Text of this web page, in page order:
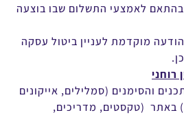
בהתאם לאמצעי התשלום שבו בוצעה
הודעה מוקדמת לעניין ביטול עסקה
רוחני
והסימנים (סמלילים, אייקונים
באתר (טקסטים, מדריכים,